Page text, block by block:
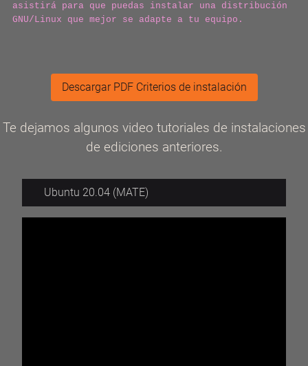
asistirá para que puedas instalar una distribución
GNU/Linux que mejor se adapte a tu equipo.
Descargar PDF Criterios de instalación
Te dejamos algunos video tutoriales de instalaciones
de ediciones anteriores.
Ubuntu 20.04 (MATE)